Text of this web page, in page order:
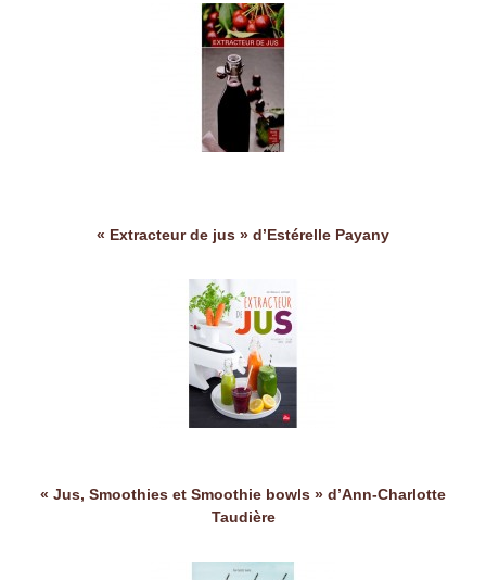
« Extracteur de jus » d’Estérelle Payany
« Jus, Smoothies et Smoothie bowls » d’Ann-Charlotte
Taudière